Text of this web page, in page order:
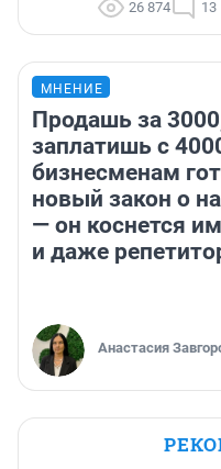
26 874 13
МНЕНИЕ
Продашь за
заплатишь с
бизнесменам
новый закон о
— он коснется
и даже
Анастасия